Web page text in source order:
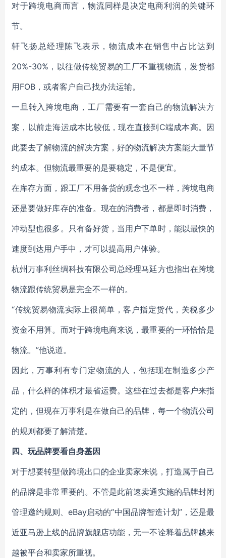
对于跨境电商而言，物流同样是决定电商利润的关键环
节。
轩飞扬总经理陈飞表示，物流成本在销售中占比达到
20%-30%，以往做传统贸易的工厂不重视物流，发货都
用FOB，或者客户自己找办法运输。
一旦转入跨境电商，工厂需要有一套自己的物流解决方
案，以前走海运成本比较低，现在直接到C端成本高。因
此要去了解物流的解决方案，好的物流解决方案能大量节
约成本。但物流最重要的是要稳定，不是便宜。
在库存方面，跟工厂不用备货的观念也不一样，跨境电商
还是要做好库存的准备。现在的消费者，都是即时消费，
冲动型也很多。只有备好货，当用户下单时，能以最快的
速度到达用户手中，才可以提高用户体验。
杭州万事利丝绸科技有限公司总经理马廷方也指出在跨境
物流跟传统贸易是完全不一样的。
“传统贸易物流实际上很简单，客户指定货代，关税多少
资金不用算。而对于跨境电商来说，最重要的一环恰恰是
物流。”他说道。
因此，万事利有专门定物流的人，包括现在制造多少产
品，什么样的体积才最省运费。这些在过去都是客户来指
定的，但现在万事利是在做自己的品牌，每一个物流公司
的规则都要了解清楚。
四、玩品牌要看自身基因
对于想要转型做跨境出口的企业卖家来说，打造属于自己
的品牌是非常重要的。不管是此前速卖通实施的品牌封闭
管理邀约规则、eBay启动的“中国品牌智造计划”，还是最
近亚马逊上线的品牌旗舰店功能，无一不诠释着品牌越来
越被平台和卖家所重视。